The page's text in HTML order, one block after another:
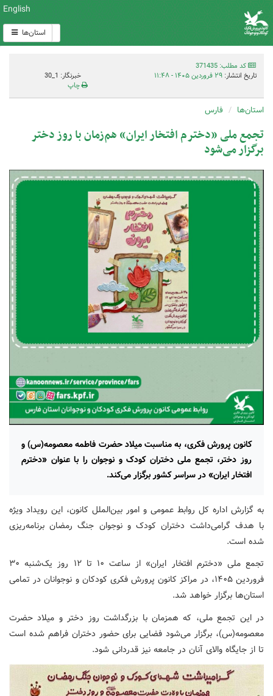
English
استان‌ها
کد مطلب: 371435
تاریخ انتشار: ۲۹ فروردین ۱۴۰۵ - ۱۱:۴۸
خبرنگار: 1_30
چاپ
استان‌ها فارس
تجمع ملی «دخترم افتخار ایران» هم‌زمان با روز دختر
برگزار می‌شود
کانون پرورش فکری، به مناسبت میلاد حضرت فاطمه معصومه(س) و
روز دختر، تجمع ملی دختران کودک و نوجوان را با عنوان «دخترم
افتخار ایران» در سراسر کشور برگزار می‌کند.
به گزارش اداره کل روابط عمومی و امور بین‌الملل کانون، این رویداد ویژه
با هدف گرامی‌داشت دختران کودک و نوجوان جنگ رمضان برنامه‌ریزی
شده است.
تجمع ملی «دخترم افتخار ایران» از ساعت ۱۰ تا ۱۲ روز یک‌شنبه ۳۰
فروردین ۱۴۰۵، در مراکز کانون پرورش فکری کودکان و نوجوانان در تمامی
استان‌ها برگزار خواهد شد.
در این تجمع ملی، که همزمان با بزرگداشت روز دختر و میلاد حضرت
معصومه(س)، برگزار می‌شود فضایی برای حضور دختران فراهم شده است
تا از جایگاه والای آنان در جامعه نیز قدردانی شود.